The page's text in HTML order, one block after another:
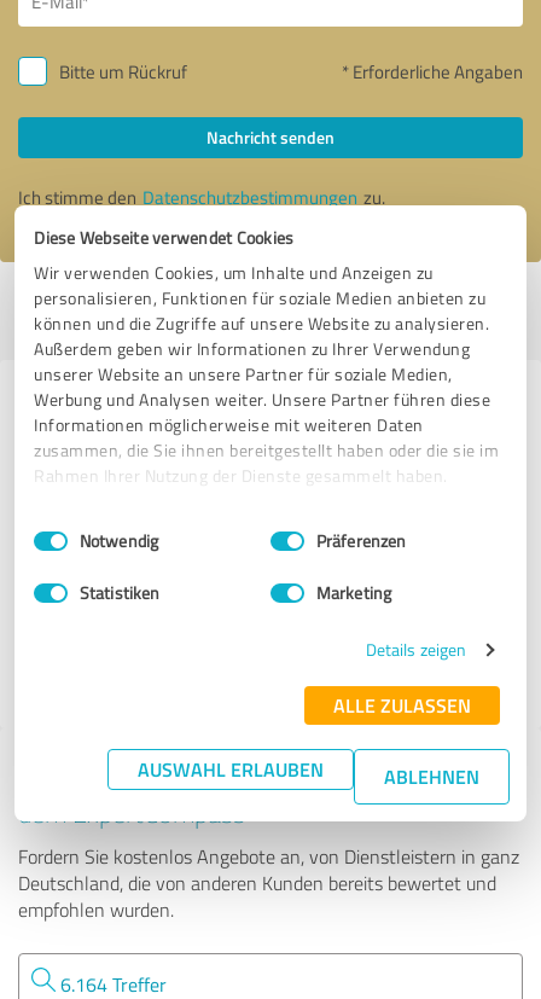
Diese Webseite verwendet Cookies
Wir verwenden Cookies, um Inhalte und Anzeigen zu
personalisieren, Funktionen für soziale Medien anbieten zu
können und die Zugriffe auf unsere Website zu analysieren.
Außerdem geben wir Informationen zu Ihrer Verwendung
unserer Website an unsere Partner für soziale Medien,
Werbung und Analysen weiter. Unsere Partner führen diese
Informationen möglicherweise mit weiteren Daten
zusammen, die Sie ihnen bereitgestellt haben oder die sie im
Rahmen Ihrer Nutzung der Dienste gesammelt haben.
Impressum Datenschutzbestimmungen
Einwilligungsauswahl
Notwendig Präferenzen
Statistiken Marketing
Details zeigen
ALLE ZULASSEN
AUSWAHL ERLAUBEN ABLEHNEN
Bitte um Rückruf * Erforderliche Angaben
Nachricht senden
Ich stimme den Datenschutzbestimmungen zu.
Profil aktiv seit 08.05.2018 |Letzte Aktualisierung: 07.06.2026|Profil
melden
Erfahrungen zu weiteren
Anbietern aus dem Bereich
Coaching
Selma Sona Gerstenberg
Tipp: Die passenden Experten finden - mit
dem ExpertCompass
Fordern Sie kostenlos Angebote an, von Dienstleistern in ganz
Deutschland, die von anderen Kunden bereits bewertet und
empfohlen wurden.
6.164 Treffer